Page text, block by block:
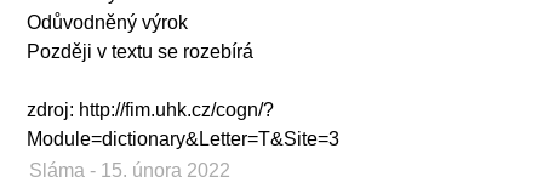
Odůvodněný výrok
Později v textu se rozebírá
zdroj: http://fim.uhk.cz/cogn/?
Module=dictionary&Letter=T&Site=3
Sláma - 15. února 2022